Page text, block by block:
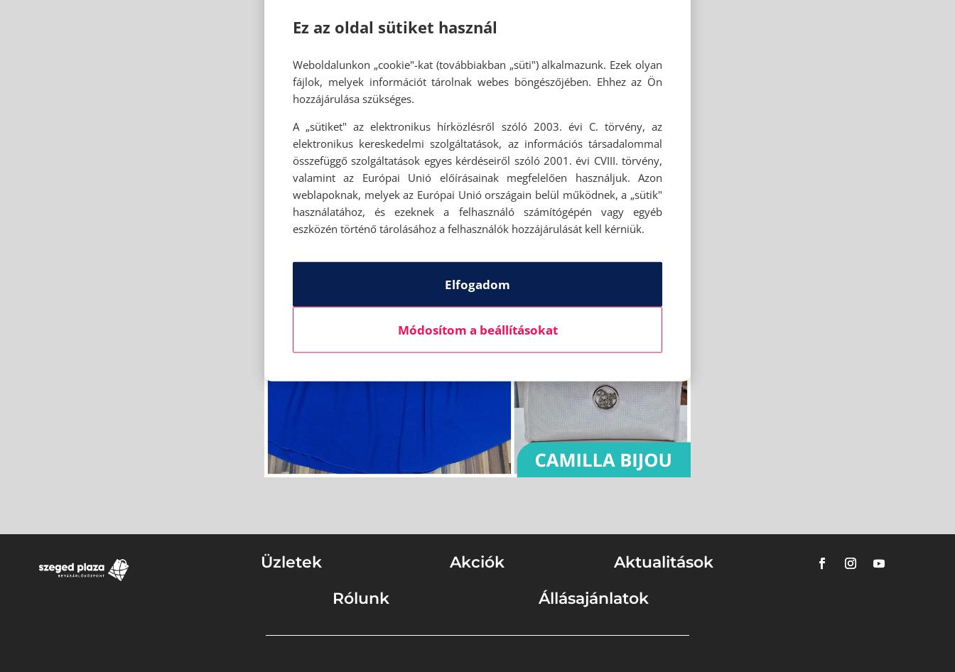
Üzletek Akciók
Aktualitások
Rólunk
Állásajánlatok
Ez az oldal sütiket használ
Weboldalunkon „cookie"-kat (továbbiakban „süti") alkalmazunk. Ezek olyan
fájlok, melyek információt tárolnak webes böngészőjében. Ehhez az Ön
hozzájárulása szükséges.
A „sütiket" az elektronikus hírközlésről szóló 2003. évi C. törvény, az
elektronikus kereskedelmi szolgáltatások, az információs társadalommal
összefüggő szolgáltatások egyes kérdéseiről szóló 2001. évi CVIII. törvény,
valamint az Európai Unió előírásainak megfelelően használjuk. Azon
weblapoknak, melyek az Európai Unió országain belül működnek, a „sütik"
használatához, és ezeknek a felhasználó számítógépén vagy egyéb
eszközén történő tárolásához a felhasználók hozzájárulását kell kérniük.
Elfogadom
Módosítom a beállításokat